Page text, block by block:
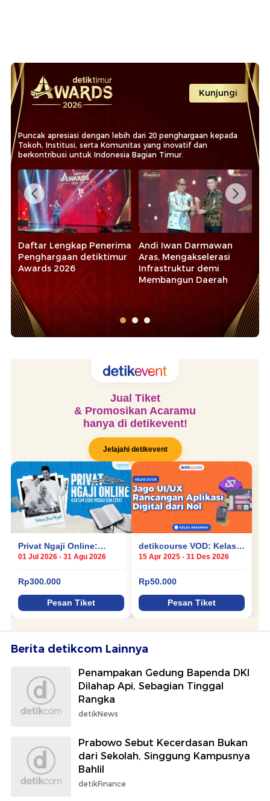
Kunjungi
Puncak apresiasi dengan lebih dari 20 penghargaan kepada
Tokoh, Institusi, serta Komunitas yang inovatif dan
berkontribusi untuk Indonesia Bagian Timur.
Daftar Lengkap Penerima
Penghargaan detiktimur
Awards 2026
Andi Iwan Darmawan
Aras, Mengakselerasi
Infrastruktur demi
Membangun Daerah
Berita detikcom Lainnya
Penampakan Gedung Bapenda DKI
Dilahap Api, Sebagian Tinggal
Rangka
detikNews
Prabowo Sebut Kecerdasan Bukan
dari Sekolah, Singgung Kampusnya
Bahlil
detikFinance